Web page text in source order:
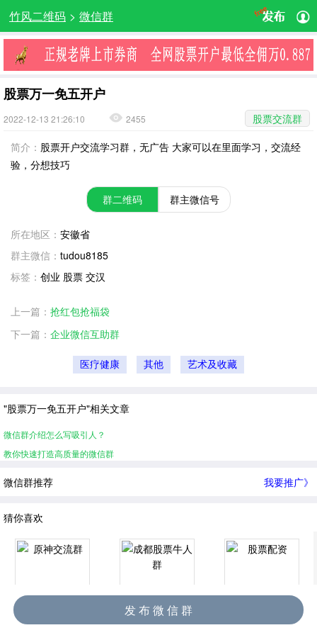
竹风二维码 > 微信群
股票万一免五开户
2022-12-13 21:26:10 2455
股票交流群
简介： 股票开户交流学习群，无广告 大家可以在里面学习，交流经
验，分想技巧
群二维码 群主微信号
所在地区： 安徽省
群主微信： tudou8185
标签： 创业 股票 交汉
上一篇： 抢红包抢福袋
下一篇： 企业微信互助群
医疗健康 其他 艺术及收藏
"股票万一免五开户"相关文章
微信群介绍怎么写吸引人？
教你快速打造高质量的微信群
微信群推荐 我要推广》
猜你喜欢
原神交流群 成都股票牛人群 股票配资
发 布 微 信 群